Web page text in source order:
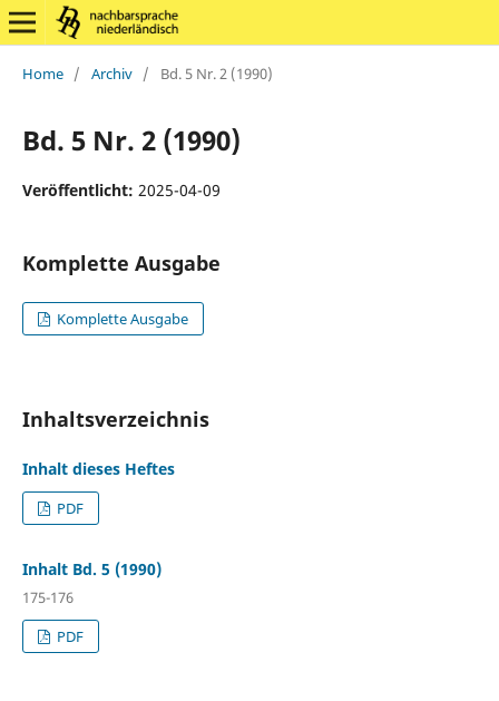
Home / Archiv / Bd. 5 Nr. 2 (1990)
Bd. 5 Nr. 2 (1990)
Veröffentlicht: 2025-04-09
Komplette Ausgabe
Komplette Ausgabe
Inhaltsverzeichnis
Inhalt dieses Heftes
PDF
Inhalt Bd. 5 (1990)
175-176
PDF